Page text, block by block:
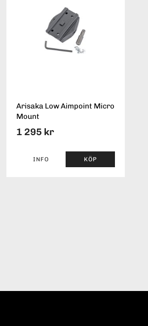
Arisaka Low Aimpoint Micro
Mount
1 295 kr
INFO KÖP